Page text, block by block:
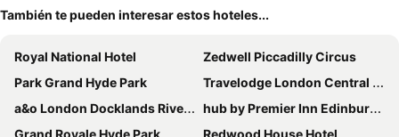
También te pueden interesar estos hoteles...
Royal National Hotel
Zedwell Piccadilly Circus
Park Grand Hyde Park
Travelodge London Central City Road
a&o London Docklands Riverside
hub by Premier Inn Edinburgh Royal Mile hotel
Grand Royale Hyde Park
Redwood House Hotel